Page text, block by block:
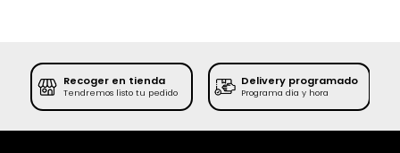
Recoger en tienda
Tendremos listo tu pedido
Delivery programado
Programa día y hora